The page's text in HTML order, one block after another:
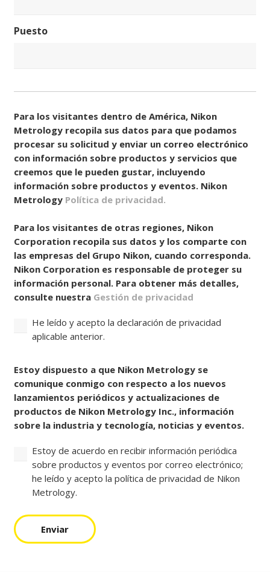
Puesto
Para los visitantes dentro de América, Nikon
Metrology recopila sus datos para que podamos
procesar su solicitud y enviar un correo electrónico
con información sobre productos y servicios que
creemos que le pueden gustar, incluyendo
información sobre productos y eventos. Nikon
Metrology Política de privacidad.
Para los visitantes de otras regiones, Nikon
Corporation recopila sus datos y los comparte con
las empresas del Grupo Nikon, cuando corresponda.
Nikon Corporation es responsable de proteger su
información personal. Para obtener más detalles,
consulte nuestra Gestión de privacidad
He leído y acepto la declaración de privacidad
aplicable anterior.
Estoy dispuesto a que Nikon Metrology se
comunique conmigo con respecto a los nuevos
lanzamientos periódicos y actualizaciones de
productos de Nikon Metrology Inc., información
sobre la industria y tecnología, noticias y eventos.
Estoy de acuerdo en recibir información periódica
sobre productos y eventos por correo electrónico;
he leído y acepto la política de privacidad de Nikon
Metrology.
Enviar